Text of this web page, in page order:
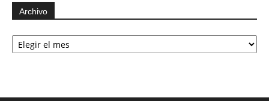
Archivo
Archivo